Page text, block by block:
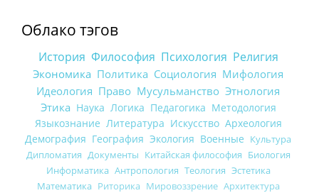
Облако тэгов
История Философия Психология Религия
Экономика Политика Социология Мифология
Идеология Право Мусульманство Этнология
Этика Наука Логика Педагогика Методология
Языкознание Литература Искусство Археология
Демография География Экология Военные Культура
Дипломатия Документы Китайская философия Биология
Информатика Антропология Теология Эстетика
Математика Риторика Мировоззрение Архитектура